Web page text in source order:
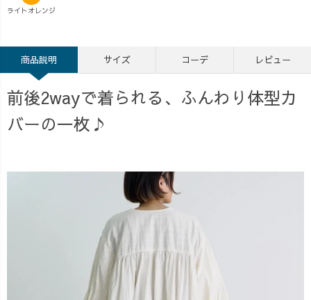
ライトオレンジ
商品説明 サイズ コーデ レビュー
前後2wayで着られる、ふんわり体型カ
バーの一枚♪